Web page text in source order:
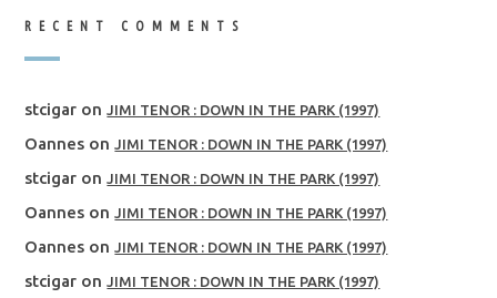
RECENT COMMENTS
stcigar onJIMI TENOR : DOWN IN THE PARK (1997)
Oannes onJIMI TENOR : DOWN IN THE PARK (1997)
stcigar onJIMI TENOR : DOWN IN THE PARK (1997)
Oannes onJIMI TENOR : DOWN IN THE PARK (1997)
Oannes onJIMI TENOR : DOWN IN THE PARK (1997)
stcigar onJIMI TENOR : DOWN IN THE PARK (1997)